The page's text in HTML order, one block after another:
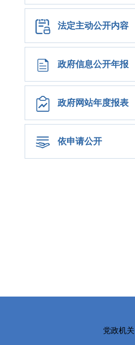
法定主动公开内容
政府信息公开年报
政府网站年度报表
依申请公开
党政机关